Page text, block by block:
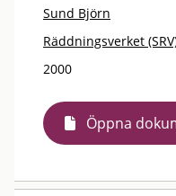
Sund Björn
Räddningsverket
2000
Öppna